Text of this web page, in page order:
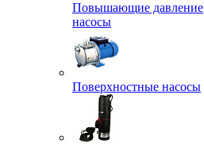
Повышающие давление
насосы
Поверхностные насосы